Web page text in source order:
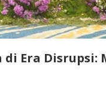
di Era